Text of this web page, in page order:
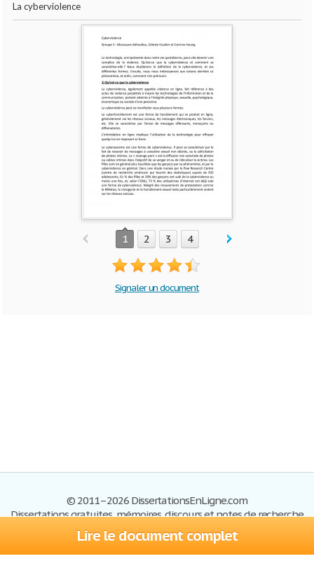
Lire le document complet
La cyberviolence
1 2 3 4
Signaler un document
© 2011–2026 DissertationsEnLigne.com
Dissertations gratuites, mémoires, discours et notes de recherche